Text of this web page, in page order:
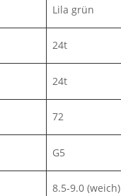
Lila grün
24t
24t
72
G5
8.5-9.0 (weich)